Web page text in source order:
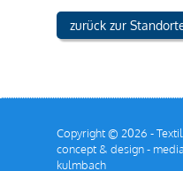
zurück zur
Copyright © 2026 -
concept & design -
kulmbach